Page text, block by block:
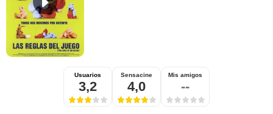
Usuarios
3,2
Sensacine
4,0
Mis amigos
--